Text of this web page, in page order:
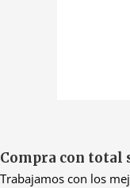
Compra con total
Trabajamos con los